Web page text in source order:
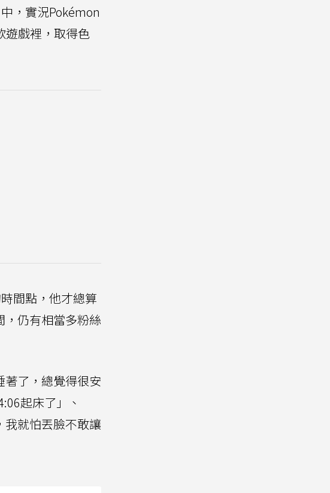
，實況Pokémon
遊戲裡，取得色
間點，他才總算
仍有相當多粉絲
了，總覺得很安
起床了」、
我就怕丟臉不敢讓